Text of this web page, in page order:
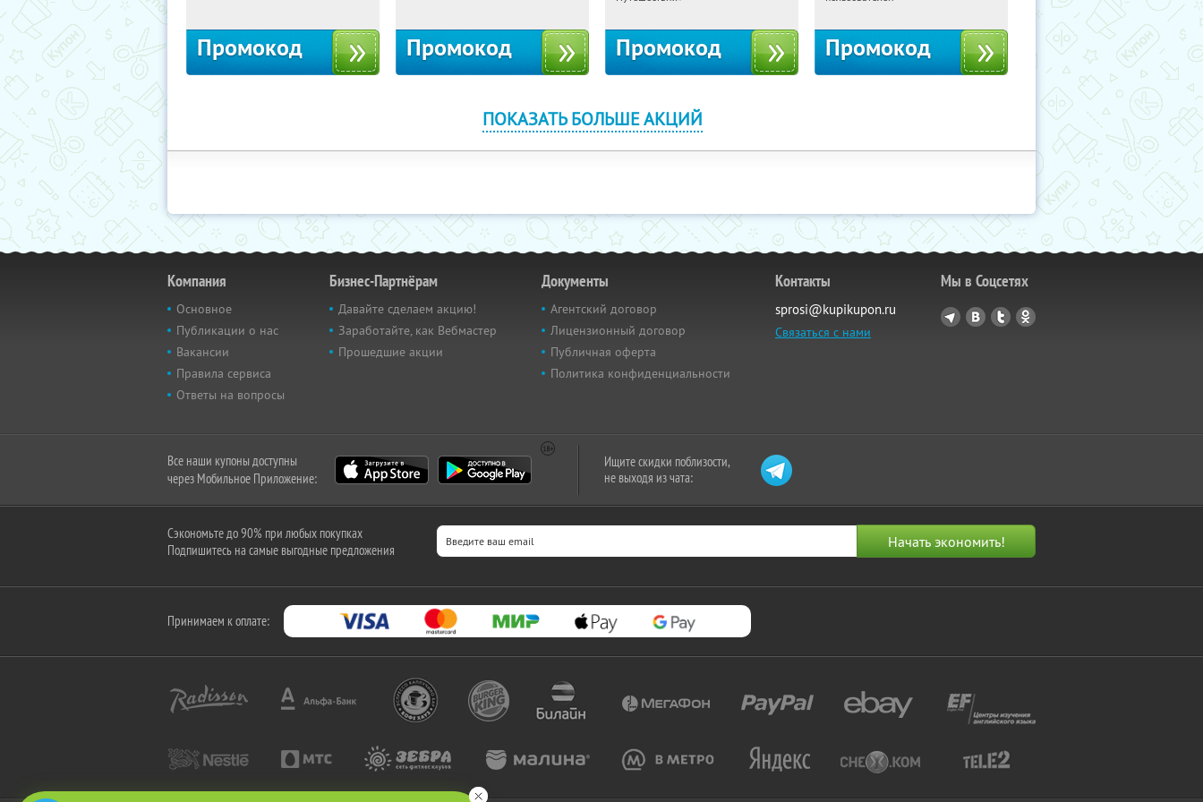
Промокод Промокод Промокод Промокод
ПОКАЗАТЬ БОЛЬШЕ АКЦИЙ
Компания
Основное
Публикации о нас
Вакансии
Правила сервиса
Ответы на вопросы
Бизнес-Партнёрам
Давайте сделаем акцию!
Заработайте, как Вебмастер
Прошедшие акции
Документы
Агентский договор
Лицензионный договор
Публичная оферта
Политика конфиденциальности
Контакты
sprosi@kupikupon.ru
Связаться с нами
Мы в Соцсетях
Все наши купоны доступны
через Мобильное Приложение:
Ищите скидки поблизости,
не выходя из чата:
Сэкономьте до 90% при любых покупках
Подпишитесь на самые выгодные предложения
Принимаем к оплате: